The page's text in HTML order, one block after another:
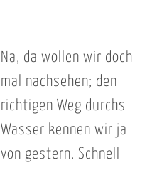
Na, da wollen wir doch
mal nachsehen; den
richtigen Weg durchs
Wasser kennen wir ja
von gestern. Schnell